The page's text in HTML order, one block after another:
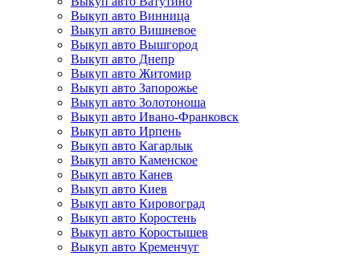
Выкуп авто Винница
Выкуп авто Вишневое
Выкуп авто Вышгород
Выкуп авто Днепр
Выкуп авто Житомир
Выкуп авто Запорожье
Выкуп авто Золотоноша
Выкуп авто Ивано-Франковск
Выкуп авто Ирпень
Выкуп авто Кагарлык
Выкуп авто Каменское
Выкуп авто Канев
Выкуп авто Киев
Выкуп авто Кировоград
Выкуп авто Коростень
Выкуп авто Коростышев
Выкуп авто Кременчуг